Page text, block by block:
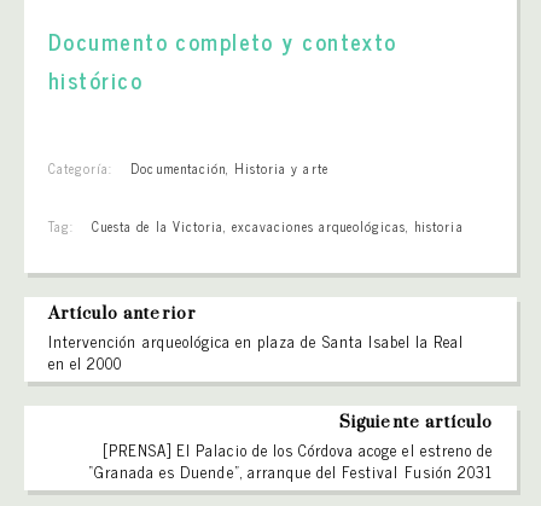
Documento completo y contexto
histórico
Categoría: Documentación, Historia y arte
Tag: Cuesta de la Victoria,excavaciones arqueológicas, historia
Artículo anterior
Intervención arqueológica en plaza de Santa Isabel la Real
en el 2000
Siguiente artículo
[PRENSA] El Palacio de los Córdova acoge el estreno de
“Granada es Duende”, arranque del Festival Fusión 2031